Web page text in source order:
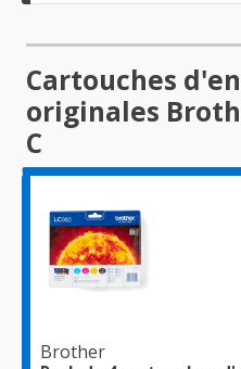
Cartouches
originales
C
Brother